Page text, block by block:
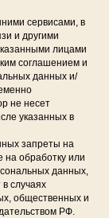
сервисами, в
и другими
лицами
соглашением и
данных и/
не несет
указанных в
запреты на
на обработку или
данных,
случаях
общественных и
РФ.